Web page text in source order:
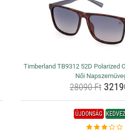
Timberland TB9312 52D Polarized
Női
28090 Ft
ÚJDONSÁG